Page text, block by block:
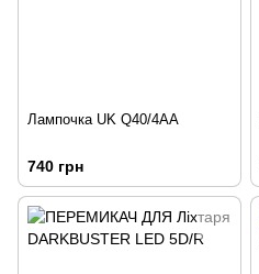
Лампочка UK Q40/4АА
740 грн